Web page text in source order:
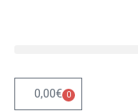
0,00€ 0